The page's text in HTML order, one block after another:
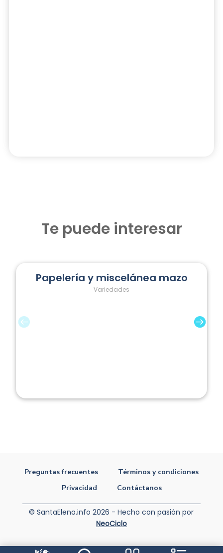
Te puede interesar
Papelería y miscelánea mazo
Variedades
Preguntas frecuentes
Términos y condiciones
Privacidad
Contáctanos
© SantaElena.info 2026 - Hecho con pasión por
NeoCiclo